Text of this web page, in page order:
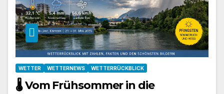
WETTER WETTERNEWS WETTERRÜCKBLICK
🌡️ Vom Frühsommer in die